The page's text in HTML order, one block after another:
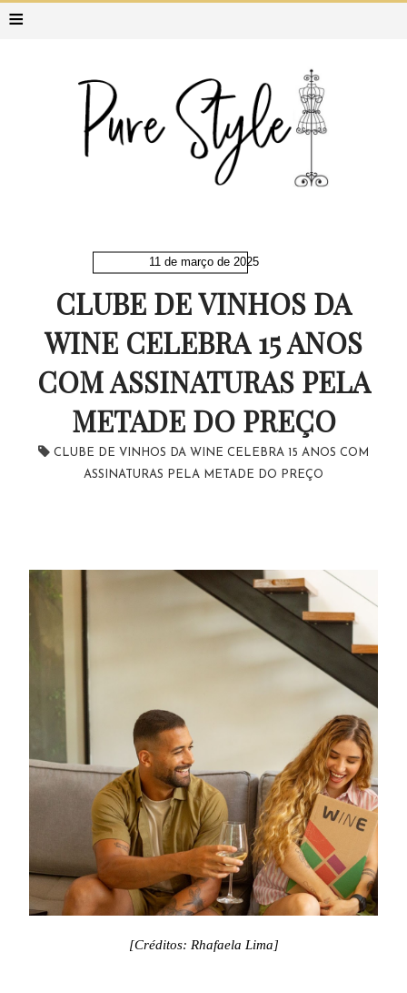
≡
11 de março de 2025
CLUBE DE VINHOS DA
WINE CELEBRA 15 ANOS
COM ASSINATURAS PELA
METADE DO PREÇO
CLUBE DE VINHOS DA WINE CELEBRA 15 ANOS COM
ASSINATURAS PELA METADE DO PREÇO
[Créditos: Rhafaela Lima]